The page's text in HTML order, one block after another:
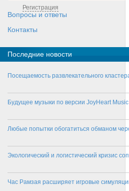
Регистрация
Вопросы и ответы
Контакты
Последние новости
Посещаемость развлекательного
Будущее музыки по версии JoyHeart
Любые попытки обогатиться обманом
Экологический и логистический кризис
Час Рамзая расширяет игровые